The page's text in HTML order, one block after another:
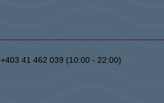
+403 41 462 039 (10:00 - 22:00)